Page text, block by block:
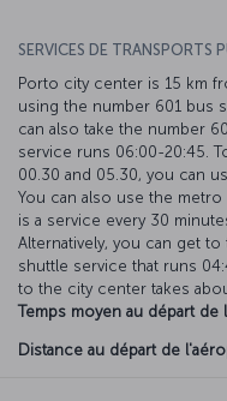
SERVICES DE TRANSPORTS
Porto city center is 15 km
using the number 601 bus
can also take the number
service runs 06:00-20:45.
00.30 and 05.30, you can
You can also use the
is a service every 30
Alternatively, you can get
shuttle service that runs
to the city center takes
Temps moyen au départ de
Distance au départ de